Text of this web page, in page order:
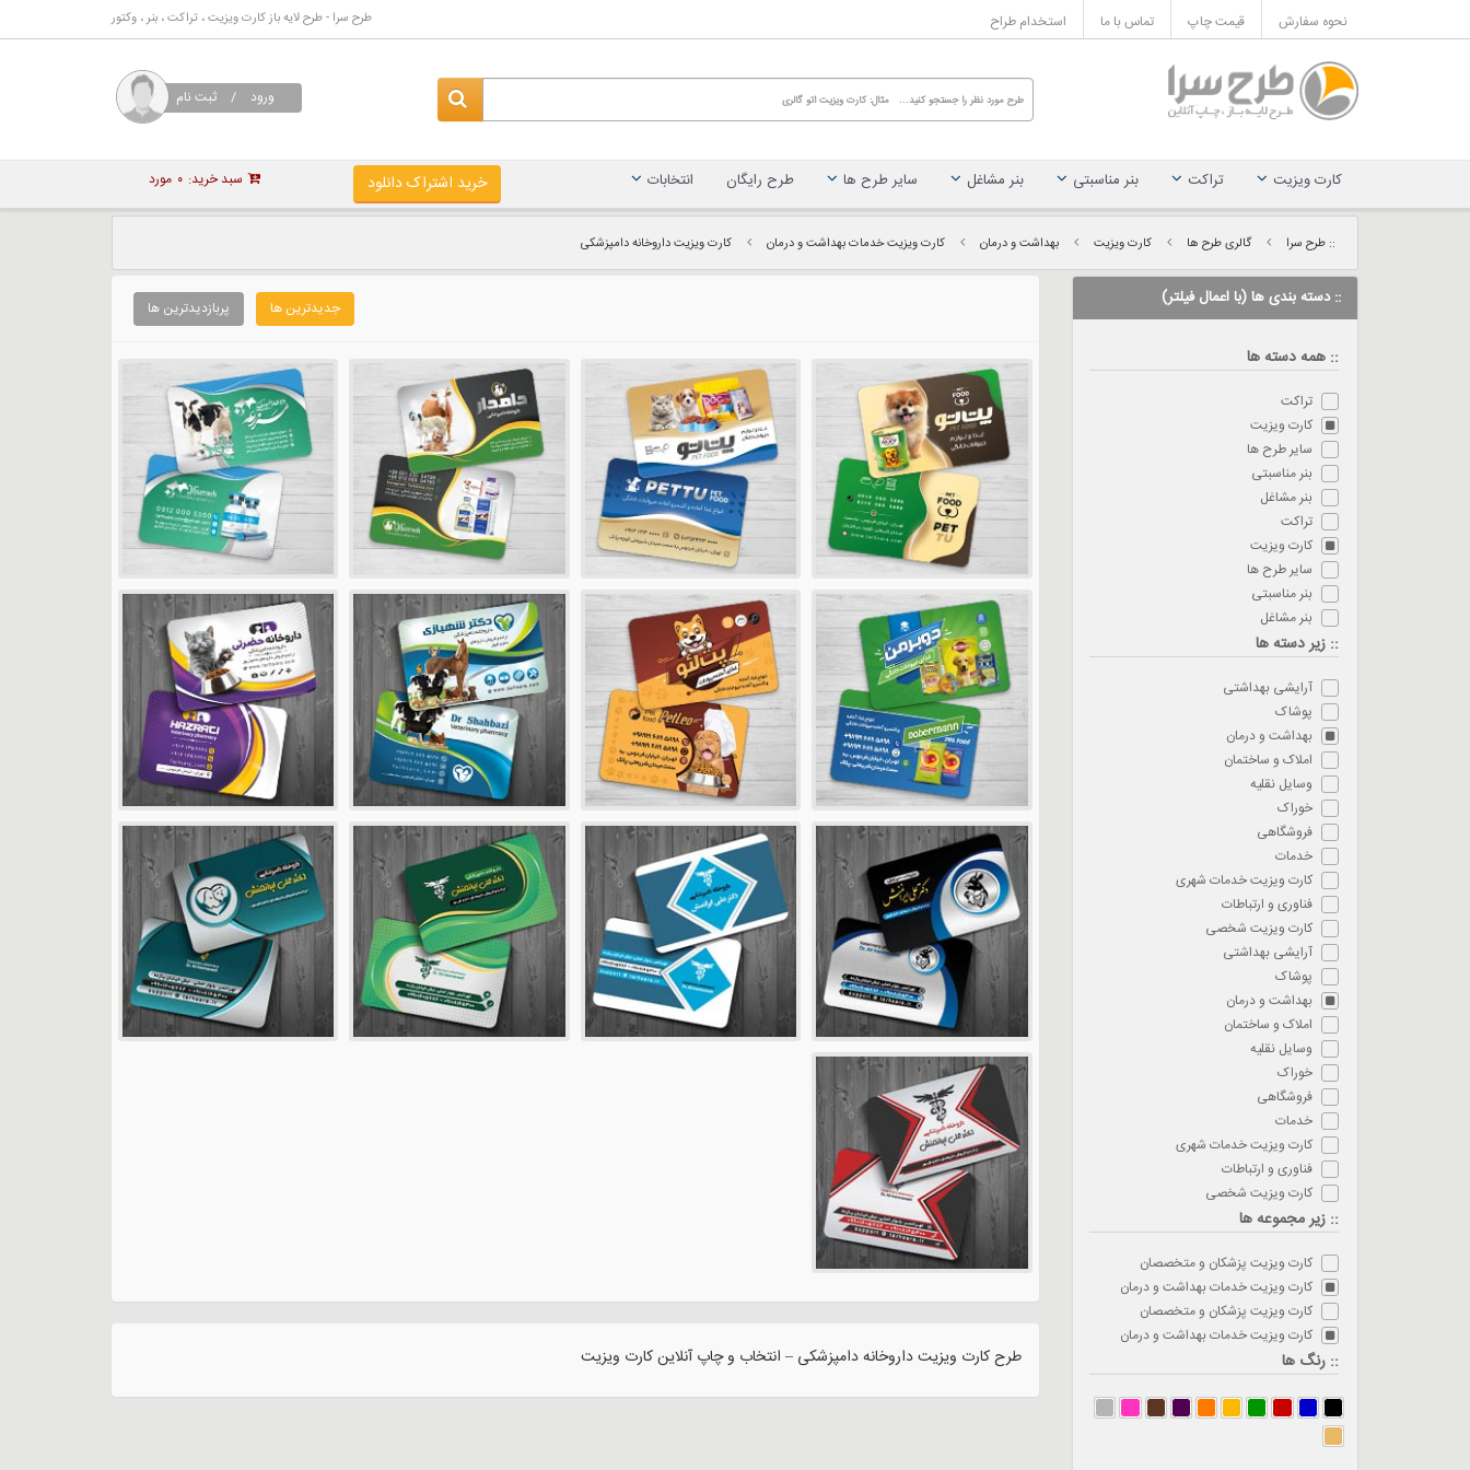
نحوه سفارش قیمت چاپ تماس با ما استخدام طراح طرح سرا - طرح لایه باز کارت ویزیت ، تراکت ، بنر ، وکتور
ورود / ثبت نام
کارت ویزیت تراکت بنر مناسبتی بنر مشاغل سایر طرح ها طرح رایگان انتخابات خرید اشتراک دانلود سبد خرید: ۰ مورد
:: طرح سرا گالری طرح ها کارت ویزیت بهداشت و درمان کارت ویزیت خدمات بهداشت و درمان کارت ویزیت داروخانه دامپزشکی
:: دسته بندی ها (با اعمال فیلتر)
:: همه دسته ها
تراکت
کارت ویزیت
سایر طرح ها
بنر مناسبتی
بنر مشاغل
تراکت
کارت ویزیت
سایر طرح ها
بنر مناسبتی
بنر مشاغل
:: زیر دسته ها
آرایشی بهداشتی
پوشاک
بهداشت و درمان
املاک و ساختمان
وسایل نقلیه
خوراک
فروشگاهی
خدمات
کارت ویزیت خدمات شهری
فناوری و ارتباطات
کارت ویزیت شخصی
آرایشی بهداشتی
پوشاک
بهداشت و درمان
املاک و ساختمان
وسایل نقلیه
خوراک
فروشگاهی
خدمات
کارت ویزیت خدمات شهری
فناوری و ارتباطات
کارت ویزیت شخصی
:: زیر مجموعه ها
کارت ویزیت پزشکان و متخصصان
کارت ویزیت خدمات بهداشت و درمان
کارت ویزیت پزشکان و متخصصان
کارت ویزیت خدمات بهداشت و درمان
:: رنگ ها
جدیدترین ها پربازدیدترین ها
طرح کارت ویزیت داروخانه دامپزشکی – انتخاب و چاپ آنلاین کارت ویزیت